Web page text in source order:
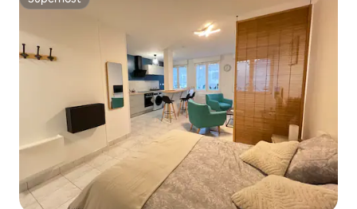
Superhost